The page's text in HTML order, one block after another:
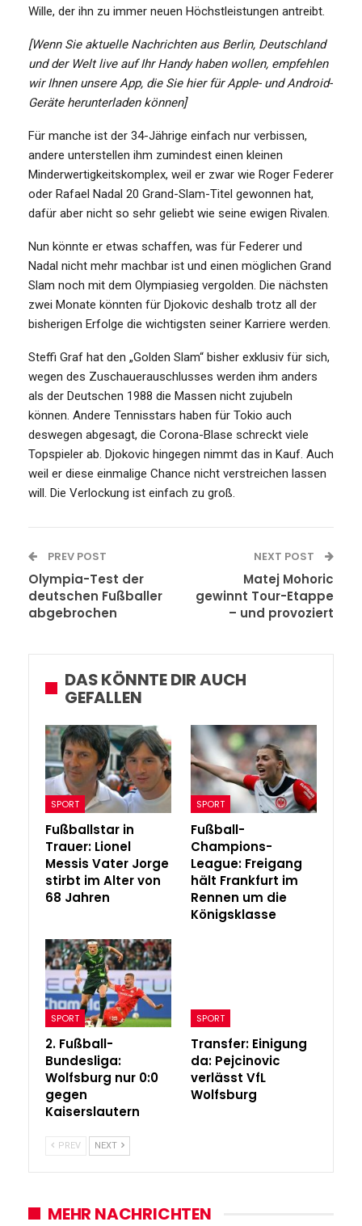
Wille, der ihn zu immer neuen Höchstleistungen antreibt.
[Wenn Sie aktuelle Nachrichten aus Berlin, Deutschland
und der Welt live auf Ihr Handy haben wollen, empfehlen
wir Ihnen unsere App, die Sie hier für Apple- und Android-
Geräte herunterladen können]
Für manche ist der 34-Jährige einfach nur verbissen,
andere unterstellen ihm zumindest einen kleinen
Minderwertigkeitskomplex, weil er zwar wie Roger Federer
oder Rafael Nadal 20 Grand-Slam-Titel gewonnen hat,
dafür aber nicht so sehr geliebt wie seine ewigen Rivalen.
Nun könnte er etwas schaffen, was für Federer und
Nadal nicht mehr machbar ist und einen möglichen Grand
Slam noch mit dem Olympiasieg vergolden. Die nächsten
zwei Monate könnten für Djokovic deshalb trotz all der
bisherigen Erfolge die wichtigsten seiner Karriere werden.
Steffi Graf hat den „Golden Slam“ bisher exklusiv für sich,
wegen des Zuschauerauschlusses werden ihm anders
als der Deutschen 1988 die Massen nicht zujubeln
können. Andere Tennisstars haben für Tokio auch
deswegen abgesagt, die Corona-Blase schreckt viele
Topspieler ab. Djokovic hingegen nimmt das in Kauf. Auch
weil er diese einmalige Chance nicht verstreichen lassen
will. Die Verlockung ist einfach zu groß.
PREV POST
Olympia-Test der
deutschen Fußballer
abgebrochen
NEXT POST
Matej Mohoric
gewinnt Tour-Etappe
– und provoziert
DAS KÖNNTE DIR AUCH
GEFALLEN
SPORT
Fußballstar in
Trauer: Lionel
Messis Vater Jorge
stirbt im Alter von
68 Jahren
SPORT
Fußball-
Champions-
League: Freigang
hält Frankfurt im
Rennen um die
Königsklasse
SPORT
2. Fußball-
Bundesliga:
Wolfsburg nur 0:0
gegen
Kaiserslautern
SPORT
Transfer: Einigung
da: Pejcinovic
verlässt VfL
Wolfsburg
PREV NEXT
MEHR NACHRICHTEN